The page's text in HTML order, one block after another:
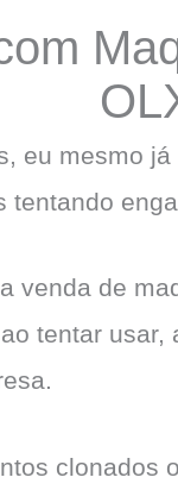
eu mesmo
venda de
tentar
clonados